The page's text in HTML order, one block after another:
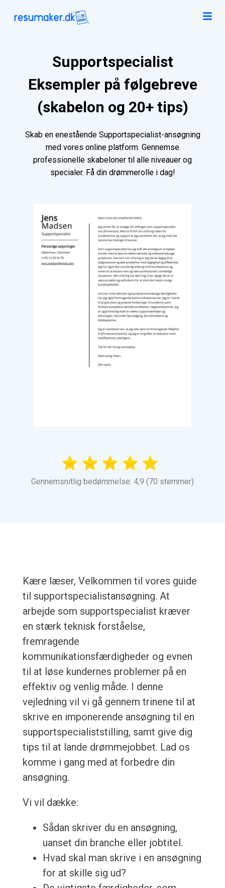
Supportspecialist
Eksempler på følgebreve
(skabelon og 20+ tips)
Skab en enestående Supportspecialist-ansøgning
med vores online platform. Gennemse
professionelle skabeloner til alle niveauer og
specialer. Få din drømmerolle i dag!
Gennemsnitlig bedømmelse: 4,9 (70 stemmer)
Kære læser, Velkommen til vores guide
til supportspecialistansøgning. At
arbejde som supportspecialist kræver
en stærk teknisk forståelse,
fremragende
kommunikationsfærdigheder og evnen
til at løse kundernes problemer på en
effektiv og venlig måde. I denne
vejledning vil vi gå gennem trinene til at
skrive en imponerende ansøgning til en
supportspecialiststilling, samt give dig
tips til at lande drømmejobbet. Lad os
komme i gang med at forbedre din
ansøgning.
Vi vil dække:
Sådan skriver du en ansøgning,
uanset din branche eller jobtitel.
Hvad skal man skrive i en ansøgning
for at skille sig ud?